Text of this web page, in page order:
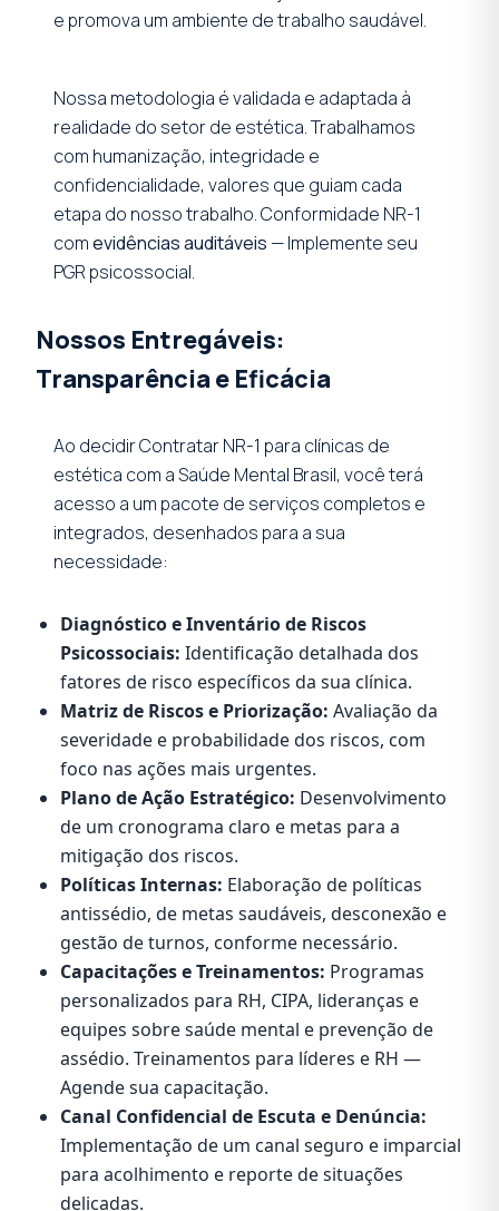
e promova um ambiente de trabalho saudável.
Nossa metodologia é validada e adaptada à
realidade do setor de estética. Trabalhamos
com humanização, integridade e
confidencialidade, valores que guiam cada
etapa do nosso trabalho. Conformidade NR-1
comevidências auditáveis — Implemente seu
PGR psicossocial.
Nossos Entregáveis:
Transparência e Eficácia
Ao decidir Contratar NR-1 para clínicas de
estética com a Saúde Mental Brasil, você terá
acesso a um pacote de serviços completos e
integrados, desenhados para a sua
necessidade:
Diagnóstico e Inventário de Riscos
Psicossociais: Identificação detalhada dos
fatores de risco específicos da sua clínica.
Matriz de Riscos e Priorização: Avaliação da
severidade e probabilidade dos riscos, com
foco nas ações mais urgentes.
Plano de Ação Estratégico: Desenvolvimento
de um cronograma claro e metas para a
mitigação dos riscos.
Políticas Internas: Elaboração de políticas
antissédio, de metas saudáveis, desconexão e
gestão de turnos, conforme necessário.
Capacitações e Treinamentos: Programas
personalizados para RH, CIPA, lideranças e
equipes sobre saúde mental e prevenção de
assédio. Treinamentos para líderes e RH —
Agende sua capacitação.
Canal Confidencial de Escuta e Denúncia:
Implementação de um canal seguro e imparcial
para acolhimento e reporte de situações
delicadas.